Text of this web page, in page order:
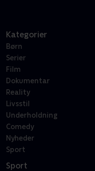
Kategorier
Børn
Serier
Film
Dokumentar
Reality
Livsstil
Underholdning
Comedy
Nyheder
Sport
Sport